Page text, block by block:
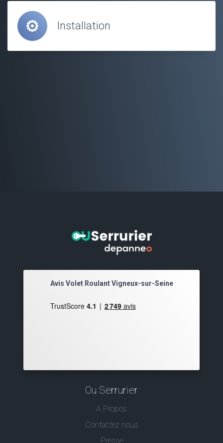
Installation
Avis Volet Roulant Vigneux-sur-Seine
Ou Serrurier
A Propos
Contactez nous
Presse